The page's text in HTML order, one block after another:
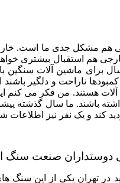
هم مشکل جدی ما است. خارجی
هم استقبال بیشتری
برای ماشین آلات سنگین
کند و یک نفر نیز اطلاعات
دوستداران صنعت سنگ